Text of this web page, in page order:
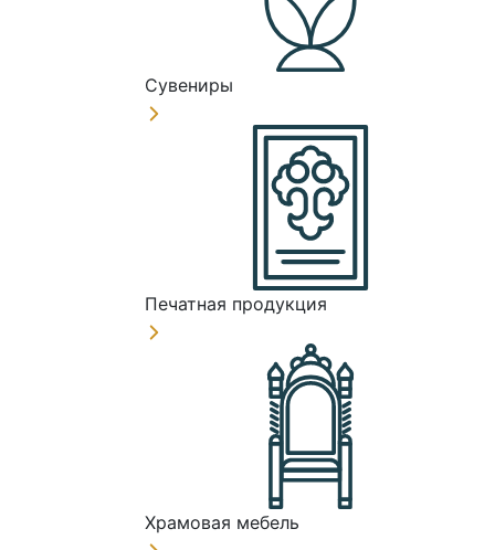
Сувениры
Печатная продукция
Храмовая мебель